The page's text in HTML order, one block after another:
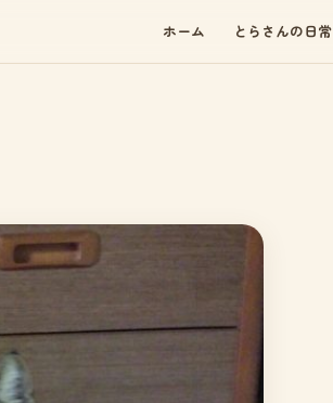
ホーム とらさんの日常